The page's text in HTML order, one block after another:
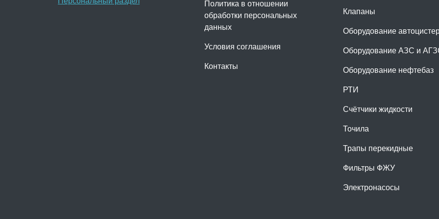
Политика в отношении
обработки персональных
данных
Условия соглашения
Контакты
Клапаны
Оборудование
Оборудование АЗС и
Оборудование нефтебаз
РТИ
Счётчики жидкости
Точила
Трапы перекидные
Фильтры ФЖУ
Электронасосы